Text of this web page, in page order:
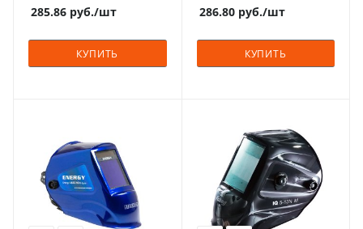
Гарантийный срок,
2 года
Вес, кг
285.86 руб./шт
КУПИТЬ
286.80руб./шт
КУПИТЬ
естественная
цветопередача
Материал
Пластик
Страна изготовления
технология Natural
Материал
Пластик
Страна изготовления